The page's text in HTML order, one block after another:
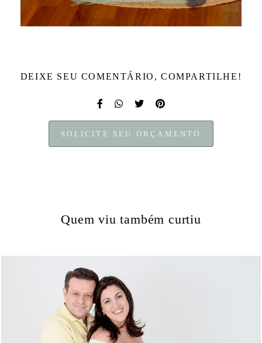
DEIXE SEU COMENTÁRIO, COMPARTILHE!
SOLICITE SEU ORÇAMENTO
Quem viu também curtiu